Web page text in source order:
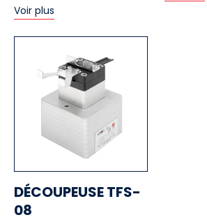
Voir plus
DÉCOUPEUSE TFS-
08